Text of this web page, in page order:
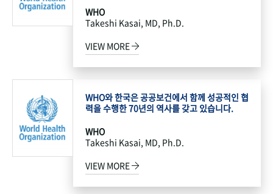
WHO
Takeshi Kasai, MD, Ph.D.
VIEW MORE
WHO와 한국은 공공보건에서 함께 성공적인 협
력을 수행한 70년의 역사를 갖고 있습니다.
WHO
Takeshi Kasai, MD, Ph.D.
VIEW MORE